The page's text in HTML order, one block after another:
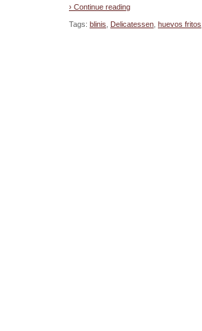
› Continue reading
Tags: blinis Delicatessen huevos fritos